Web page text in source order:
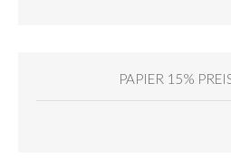
PAPIER 15%